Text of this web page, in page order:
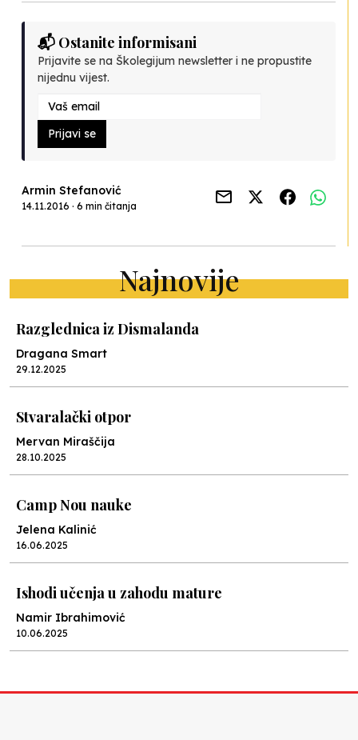
📬 Ostanite informisani
Prijavite se na Školegijum newsletter i ne propustite
nijednu vijest.
Prijavi se
Armin Stefanović
14.11.2016 · 6 min čitanja
Najnovije
Razglednica iz Dismalanda
Dragana Smart
29.12.2025
Stvaralački otpor
Mervan Miraščija
28.10.2025
Camp Nou nauke
Jelena Kalinić
16.06.2025
Ishodi učenja u zahodu mature
Namir Ibrahimović
10.06.2025